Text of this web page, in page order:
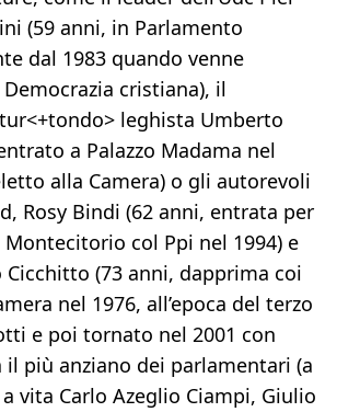
(59 anni, in Parlamento
dal 1983 quando venne
cristiana), il
leghista Umberto
a Palazzo Madama nel
alla Camera) o gli autorevoli
Rosy Bindi (62 anni, entrata per
col Ppi nel 1994) e
Cicchitto (73 anni, dapprima coi
nel 1976, all’epoca del terzo
e poi tornato nel 2001 con
il più anziano dei parlamentari (a
vita Carlo Azeglio Ciampi, Giulio